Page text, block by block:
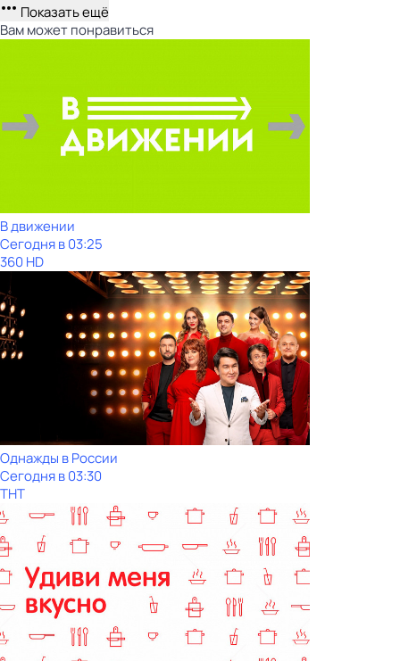
Показать ещё
Вам может понравиться
В движении
Сегодня в 03:25
360 HD
Однажды в России
Сегодня в 03:30
ТНТ